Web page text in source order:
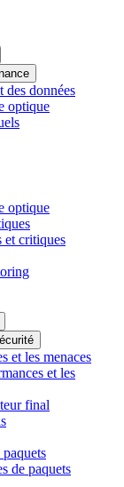
des données
optique
optique
et critiques
et les menaces
et les
final
de paquets